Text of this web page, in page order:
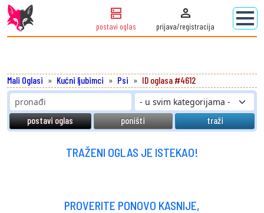
dns
postavi oglas
person
prijava/registracija
Mali Oglasi Kućni ljubimci Psi ID oglasa #4612
traži
poništi
postavi oglas
TRAŽENI OGLAS JE ISTEKAO!
PROVERITE PONOVO KASNIJE,